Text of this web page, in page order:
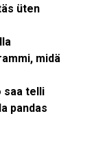
üten
midä
saa telli
pandas